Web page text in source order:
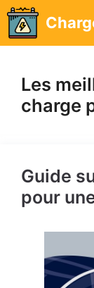
Aller
contenu
Les
charge
Guide
pour